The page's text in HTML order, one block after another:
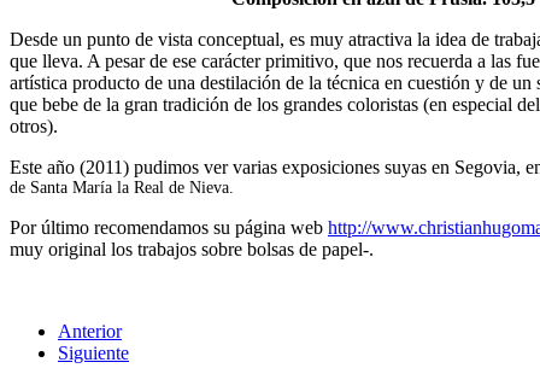
Desde un punto de vista conceptual, es muy atractiva la idea de
que lleva. A pesar de ese carácter primitivo, que nos recuerda a las
artística producto de una destilación de la técnica en cuestión y de
que bebe de la gran tradición de los grandes coloristas (en especial
otros).
Este año (2011) pudimos ver varias exposiciones suyas en Segovia,
de Santa María la Real de Nieva.
Por último recomendamos su página web http://
muy original los trabajos sobre bolsas de papel-.
Anterior
Siguiente